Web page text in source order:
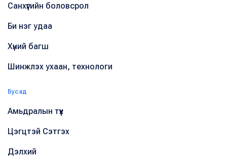
Санхүүгийн боловсрол
Би нэг удаа
Хүний багш
Шинжлэх ухаан, технологи
Бусад
Амьдралын түүх
Цэгцтэй Сэтгэх
Дэлхий